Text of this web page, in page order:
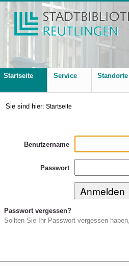
Startseite Service Standorte
Sie sind hier: Startseite
Benutzername
Passwort
Passwort vergessen?
Sollten Sie Ihr Passwort vergessen haben,